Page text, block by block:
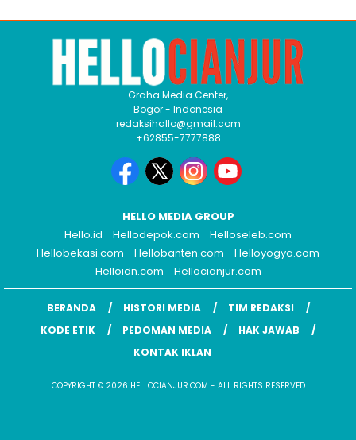
Graha Media Center,
Bogor - Indonesia
redaksihallo@gmail.com
+62855-7777888
HELLO MEDIA GROUP
Hello.id
Hellodepok.com
Helloseleb.com
Hellobekasi.com
Hellobanten.com
Helloyogya.com
Helloidn.com
Hellocianjur.com
BERANDA HISTORI MEDIA
TIM REDAKSI
KODE ETIK
PEDOMAN MEDIA
HAK JAWAB
KONTAK IKLAN
COPYRIGHT © 2026 HELLOCIANJUR.COM - ALL RIGHTS RESERVED